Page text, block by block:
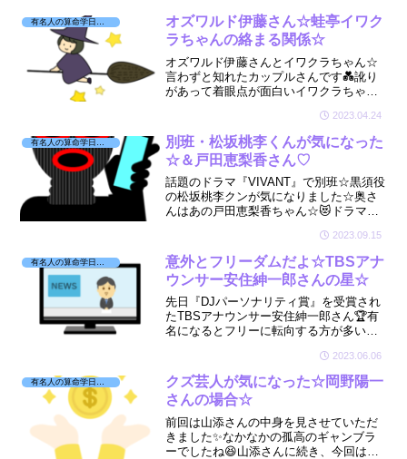
有名人の算命学日記☆
オズワルド伊藤さん☆蛙亭イワク
ラちゃんの絡まる関係☆
オズワルド伊藤さんとイワクラちゃん☆
言わずと知れたカップルさんです💑訛り
があって着眼点が面白いイワクラちゃん
ただきました☆そしたらなんと☆絡まっ
て絡まってこんがらがってました～💓
2023.04.24
別班・松坂桃李くんが気になった
☆＆戸田恵梨香さん♡
話題のドラマ『VIVANT』で別班☆黒須役
の松坂桃李クンが気になりました☆奥さ
んはあの戸田恵梨香ちゃん☆😻ドラマも
たご夫婦はどんな星をお持ちなのか見て
みました🔮
2023.09.15
有名人の算命学日記☆
意外とフリーダムだよ☆TBSアナ
ウンサー安住紳一郎さんの星☆
先日『DJパーソナリティ賞』を受賞され
たTBSアナウンサー安住紳一郎さん🏆有
名になるとフリーに転向する方が多い
ています☆そんな安住さんが気になり、
星を見させていただきました☆
2023.06.06
有名人の算命学日記☆
クズ芸人が気になった☆岡野陽一
さんの場合☆
前回は山添さんの中身を見させていただ
きました✨なかなかの孤高のギャンブラ
ーでしたね😆山添さんに続き、今回は、